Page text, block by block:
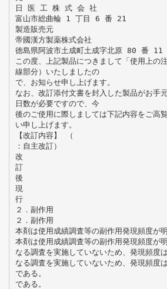
日 医 工 株 式 会 社
富山市総曲輪 1 丁目 6 番 21
製造販売元
帝國漢方製薬株式会社
徳島県阿波市土成町土成字北原 80 番 11
この度、上記製品につきまして「使用上の
線部分）いたしましたの
で、お知らせ申し上げます。
なお、改訂添付文書を封入した製品がお手
日数が必要ですので、今
後のご使用に際しましては下記内容をご高
い申し上げます。
【改訂内容】 （
：自主改訂）
改
訂
後
現
行
２．副作用
２．副作用
本剤は使用成績調査等の副作用発現頻度が
本剤は使用成績調査等の副作用発現頻度が
なる調査を実施していないため、発現頻度
なる調査を実施していないため、発現頻度
である。
である。